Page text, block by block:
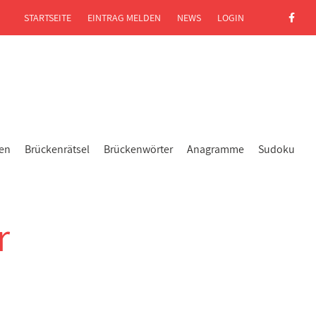
Brückenrätsel Brückenwörter Anagramme Sudoku
STARTSEITE EINTRAG MELDEN NEWS LOGIN